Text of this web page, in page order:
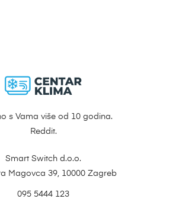
s Vama više od 10 godina.
Reddit.
Smart Switch d.o.o.
Magovca 39, 10000 Zagreb
095 5444 123